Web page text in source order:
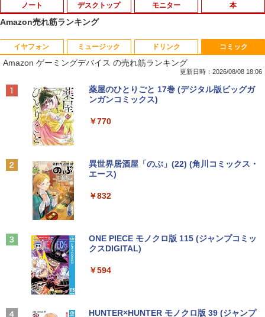
ノート
1
【★最大100%ポイント】【Windows X
P 搭載】大手メーカー おまかせ ノートパ
ソコン/Celeron Core2/メモリ:4GB/SSD:
ウス 付き/中古ノートPC 中古ノートパソ
コン パソコン 中古パソコン
￥9,999
中古パソコン 東芝TOSHIBA B35 15.6型
第5世代Celeron メモリ8GB SSD128GB
仕事用 学習用 中古PC 仕事 家庭 安い 激
【★最大100%ポイント】【新生活応援・
GB/1TB/Wi-fi/Bluetooth/13.3型/HDMI/U
デスクトップ
1
【中古】 富士通・NEC・HP・Dell・Len
ovoなど有名メーカーから特選 店長セレ
クト おまかせデスクトップPC デュアル
ws11-Pro メモリ8GB SSD256GB コアi5
(第8世代以降)搭載 DVDドライブ 22イン
コン
世代 Core i5 メモリ16GB Nvme M.2 SS
￥49,800
c OS X 中古 アウトレット 返品 送料無料
モニター
1
【期間限定P15倍+最大10%OFFクーポ
ン】 【3年保証】DELL デル E2020H 中
古 アウトレット 返品 送料無料 中古ディ
晶 モニター 液晶モニター 液晶ディスプ
レイ 本体 パソコンモニター デュアル
￥5,500
フィリップス（ディスプレイ） 221S9A/
11 [21.5型液晶ディスプレイ/1920×1080/
フル保証]
e Care [ 21.45型 / フルHD(1920×1080) /
本
1
【本日限定★P最大29.5倍★お買い物マ
ラソン+SUP★要エントリー】【中古/送
料無料】13冊新品 ハンター協会公式ハン
×HUNTER ＜1-39巻セット＞ / 冨樫義博 /
全巻 漫画全巻 全巻セット ハンターxハン
集英社 コンパクト版 学習まんが 日本の
【送料無料】HUNTER×HUNTER 1-39巻
Amazon売れ筋ランキング
イヤフォン
Anker Soundcore P40i オフホワイト
Anker Soundcore P31i ブラック
Anker Soundcore Liberty 5 ミッドナイトブ
ラック
￥14,990
【2026年アップグレード版】AOKIMI ワイヤ
ミュージック
BRUCE WAYNE feat. Flo Milli, ATL Jacob
[Explicit]
￥250
BRUCE WAYNE feat. Flo Milli, ATL Jacob
[Explicit]
￥250
On My Road (Stadium ver.)
On My Road (Stadium ver.)
ドリンク
by Amazon 天然水 ラベルレス 500ml ×24本
富士山の天然水 バナジウム含有 水 ミネラル
ットル (Smart Basic)
【Amazon.co.jp限定】 い・ろ・は・す 2L P
by Amazon 天然水ラベルレス 2L×9本
￥1,117
コミック
Amazon ゲーミングデバイス の売れ筋ランキング
更新日時：2026/08/08 18:06
薬屋のひとりごと 17巻 (デジタル版ビッグガ
ンガンコミックス)
￥770
異世界居酒屋「のぶ」(22) (角川コミックス・
エース)
￥832
ONE PIECE モノクロ版 115 (ジャンプコミッ
クスDIGITAL)
￥594
HUNTER×HUNTER モノクロ版 39 (ジャンプ